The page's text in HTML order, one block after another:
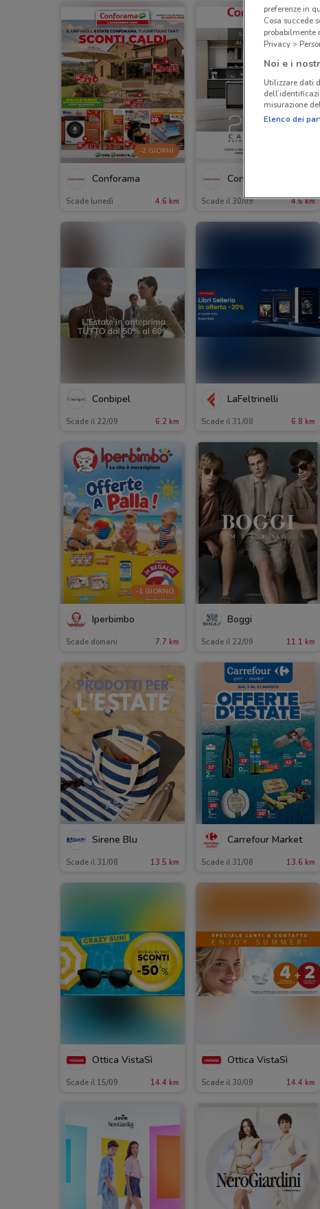
-2 GIORNI
Conforama
Scade lunedì 4.6 km
Conforama
Scade il 30/09 4.6 km
Conbipel
Scade il 22/09 6.2 km
LaFeltrinelli
Scade il 31/08 6.8 km
-1 GIORNO
Iperbimbo
Scade domani 7.7 km
Boggi
Scade il 22/09 11.1 km
Sirene Blu
Scade il 31/08 13.5 km
Carrefour Market
Scade il 31/08 13.6 km
Ottica VistaSì
Scade il 15/09 14.4 km
Ottica VistaSì
Scade il 30/09 14.4 km
preferenze in
Cosa succede
probabilmente
Privacy >
Noi e i
Utilizzare dati
misurazione
Elenco dei